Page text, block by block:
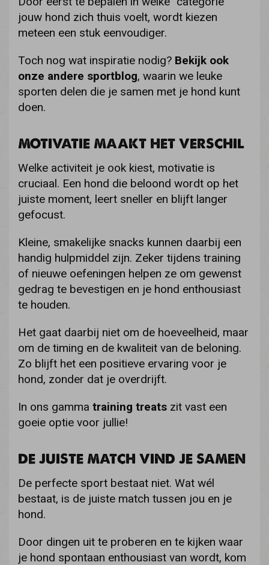
jouw hond zich thuis voelt, wordt kiezen
meteen een stuk eenvoudiger.
Toch nog wat inspiratie nodig? Bekijk ook
onze andere sportblog, waarin we leuke
sporten delen die je samen met je hond kunt
doen.
MOTIVATIE MAAKT HET VERSCHIL
Welke activiteit je ook kiest, motivatie is
cruciaal. Een hond die beloond wordt op het
juiste moment, leert sneller en blijft langer
gefocust.
Kleine, smakelijke snacks kunnen daarbij een
handig hulpmiddel zijn. Zeker tijdens training
of nieuwe oefeningen helpen ze om gewenst
gedrag te bevestigen en je hond enthousiast
te houden.
Het gaat daarbij niet om de hoeveelheid, maar
om de timing en de kwaliteit van de beloning.
Zo blijft het een positieve ervaring voor je
hond, zonder dat je overdrijft.
In ons gamma training treats zit vast een
goeie optie voor jullie!
DE JUISTE MATCH VIND JE SAMEN
De perfecte sport bestaat niet. Wat wél
bestaat, is de juiste match tussen jou en je
hond.
Door dingen uit te proberen en te kijken waar
je hond spontaan enthousiast van wordt, kom